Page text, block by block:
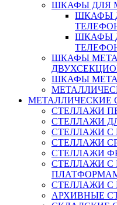
ШКАФЫ ДЛЯ
ШКАФЫ
ШКАФЫ
ШКАФЫ
ШКАФЫ
МЕТАЛЛИЧЕСКИЕ
СТЕЛЛАЖИ
СТЕЛЛАЖИ
СТЕЛЛАЖИ
СТЕЛЛАЖИ
СТЕЛЛАЖИ
СТЕЛЛАЖИ
СТЕЛЛАЖИ
АРХИВНЫЕ